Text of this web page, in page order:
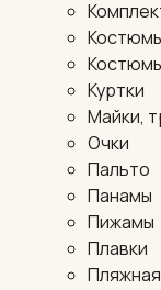
Куртки
Майки,
Очки
Пальто
Панамы
Пижамы
Плавки